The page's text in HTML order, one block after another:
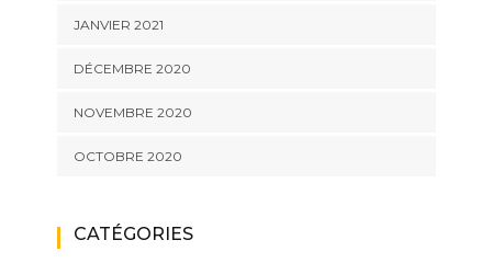
JANVIER 2021
DÉCEMBRE 2020
NOVEMBRE 2020
OCTOBRE 2020
CATÉGORIES